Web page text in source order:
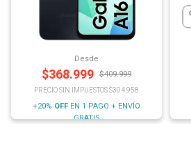
Desde
$368.999 $409.999
PRECIO SIN IMPUESTOS $304.958
+20% OFF EN 1 PAGO + ENVÍO
GRATIS